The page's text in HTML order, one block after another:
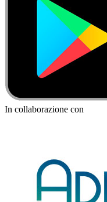
In collaborazione con